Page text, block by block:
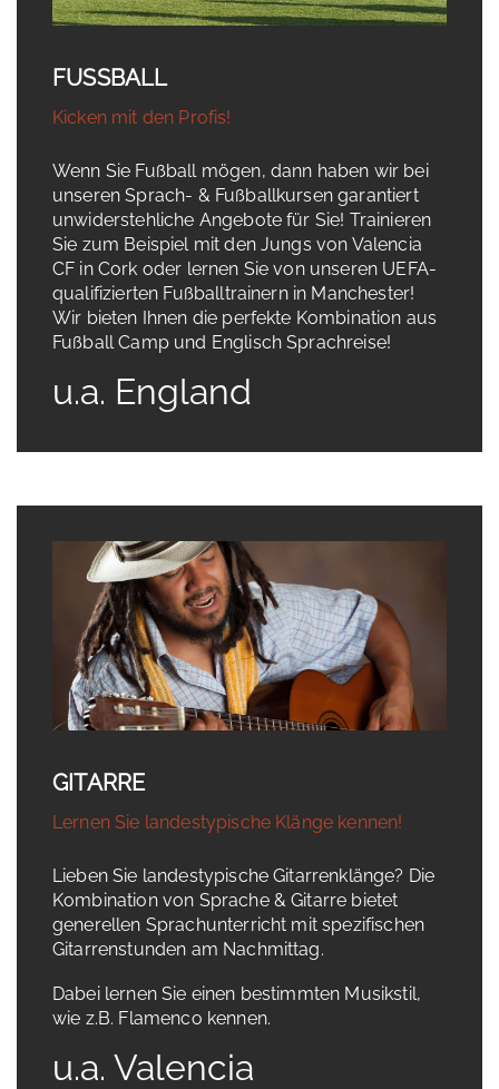
FUSSBALL
Kicken mit den Profis!
Wenn Sie Fußball mögen, dann haben wir bei
unseren Sprach- & Fußballkursen garantiert
unwiderstehliche Angebote für Sie! Trainieren
Sie zum Beispiel mit den Jungs von Valencia
CF in Cork oder lernen Sie von unseren UEFA-
qualifizierten Fußballtrainern in Manchester!
Wir bieten Ihnen die perfekte Kombination aus
Fußball Camp und Englisch Sprachreise!
u.a. England
GITARRE
Lernen Sie landestypische Klänge kennen!
Lieben Sie landestypische Gitarrenklänge? Die
Kombination von Sprache & Gitarre bietet
generellen Sprachunterricht mit spezifischen
Gitarrenstunden am Nachmittag.
Dabei lernen Sie einen bestimmten Musikstil,
wie z.B. Flamenco kennen.
u.a. Valencia